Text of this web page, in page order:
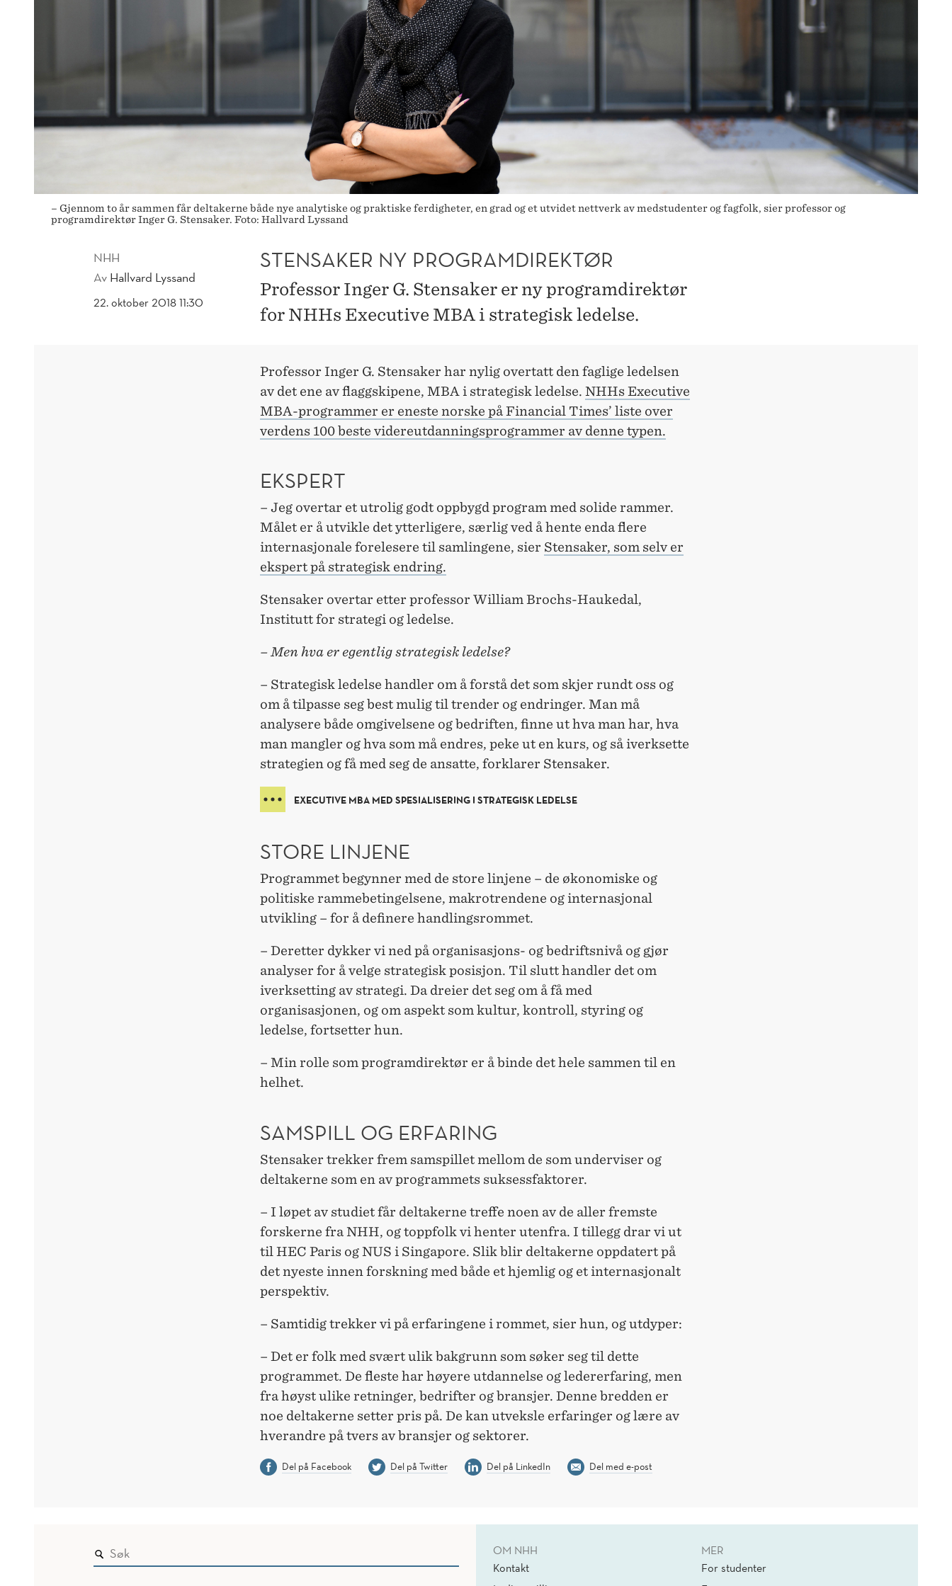
– Gjennom to år sammen får deltakerne både nye analytiske og praktiske ferdigheter, en grad og et utvidet nettverk av medstudenter og fagfolk, sier professor og
programdirektør Inger G. Stensaker. Foto: Hallvard Lyssand
NHH
Av Hallvard Lyssand
22. oktober 2018 11:30
STENSAKER NY PROGRAMDIREKTØR
Professor Inger G. Stensaker er ny programdirektør
for NHHs Executive MBA i strategisk ledelse.
Professor Inger G. Stensaker har nylig overtatt den faglige ledelsen
av det ene av flaggskipene, MBA i strategisk ledelse. NHHs Executive
MBA-programmer er eneste norske på Financial Times’ liste over
verdens 100 beste videreutdanningsprogrammer av denne typen.
EKSPERT
– Jeg overtar et utrolig godt oppbygd program med solide rammer.
Målet er å utvikle det ytterligere, særlig ved å hente enda flere
internasjonale forelesere til samlingene, sier Stensaker, som selv er
ekspert på strategisk endring.
Stensaker overtar etter professor William Brochs-Haukedal,
Institutt for strategi og ledelse.
– Men hva er egentlig strategisk ledelse?
– Strategisk ledelse handler om å forstå det som skjer rundt oss og
om å tilpasse seg best mulig til trender og endringer. Man må
analysere både omgivelsene og bedriften, finne ut hva man har, hva
man mangler og hva som må endres, peke ut en kurs, og så iverksette
strategien og få med seg de ansatte, forklarer Stensaker.
EXECUTIVE MBA MED SPESIALISERING I STRATEGISK LEDELSE
STORE LINJENE
Programmet begynner med de store linjene – de økonomiske og
politiske rammebetingelsene, makrotrendene og internasjonal
utvikling – for å definere handlingsrommet.
– Deretter dykker vi ned på organisasjons- og bedriftsnivå og gjør
analyser for å velge strategisk posisjon. Til slutt handler det om
iverksetting av strategi. Da dreier det seg om å få med
organisasjonen, og om aspekt som kultur, kontroll, styring og
ledelse, fortsetter hun.
– Min rolle som programdirektør er å binde det hele sammen til en
helhet.
SAMSPILL OG ERFARING
Stensaker trekker frem samspillet mellom de som underviser og
deltakerne som en av programmets suksessfaktorer.
– I løpet av studiet får deltakerne treffe noen av de aller fremste
forskerne fra NHH, og toppfolk vi henter utenfra. I tillegg drar vi ut
til HEC Paris og NUS i Singapore. Slik blir deltakerne oppdatert på
det nyeste innen forskning med både et hjemlig og et internasjonalt
perspektiv.
– Samtidig trekker vi på erfaringene i rommet, sier hun, og utdyper:
– Det er folk med svært ulik bakgrunn som søker seg til dette
programmet. De fleste har høyere utdannelse og ledererfaring, men
fra høyst ulike retninger, bedrifter og bransjer. Denne bredden er
noe deltakerne setter pris på. De kan utveksle erfaringer og lære av
hverandre på tvers av bransjer og sektorer.
Del på Facebook Del på Twitter Del på LinkedIn Del med e-post
OM NHH
Kontakt
MER
For studenter